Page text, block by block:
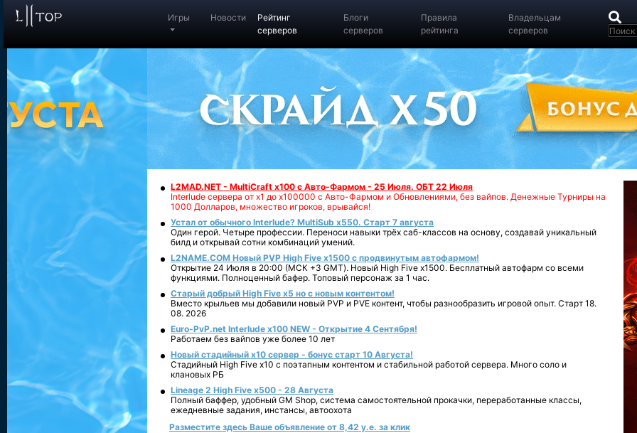
Игры Новости
Рейтинг
серверов
Блоги
серверов
Правила
рейтинга
Владельцам
серверов
L2MAD.NET - MultiCraft x100 с Авто-Фармом - 25 Июля. ОБТ 22 Июля
Interlude сервера от х1 до х100000 с Авто-Фармом и Обновлениями, без вайпов. Денежные Турниры на
1000 Долларов, множество игроков, врывайся!
Устал от обычного Interlude? MultiSub x550. Старт 7 августа
Один герой. Четыре профессии. Переноси навыки трёх саб-классов на основу, создавай уникальный
билд и открывай сотни комбинаций умений.
L2NAME.COM Новый PVP High Five x1500 с продвинутым автофармом!
Открытие 24 Июля в 20:00 (МСК +3 GMT). Новый High Five x1500. Бесплатный автофарм со всеми
функциями. Полноценный бафер. Топовый персонаж за 1 час.
Старый добрый High Five x5 но с новым контентом!
Вместо крыльев мы добавили новый PVP и PVE контент, чтобы разнообразить игровой опыт. Старт 18.
08. 2026
Euro-PvP.net Interlude х100 NEW - Открытие 4 Сентября!
Работаем без вайпов уже более 10 лет
Новый стадийный х10 сервер - бонус старт 10 Августа!
Стадийный High Five x10 с поэтапным контентом и стабильной работой сервера. Много соло и
клановых РБ
Lineage 2 High Five x500 - 28 Августа
Полный баффер, удобный GM Shop, система самостоятельной прокачки, переработанные классы,
ежедневные задания, инстансы, автоохота
Разместите здесь Ваше объявление от 8,42 у.е. за клик